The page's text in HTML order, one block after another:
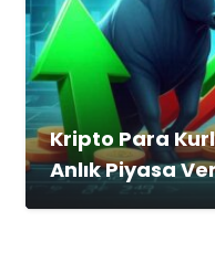
Kripto Para
Anlık Piyasa